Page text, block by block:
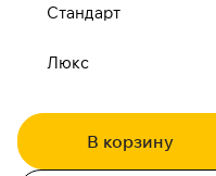
Стандарт
Люкс
В корзину